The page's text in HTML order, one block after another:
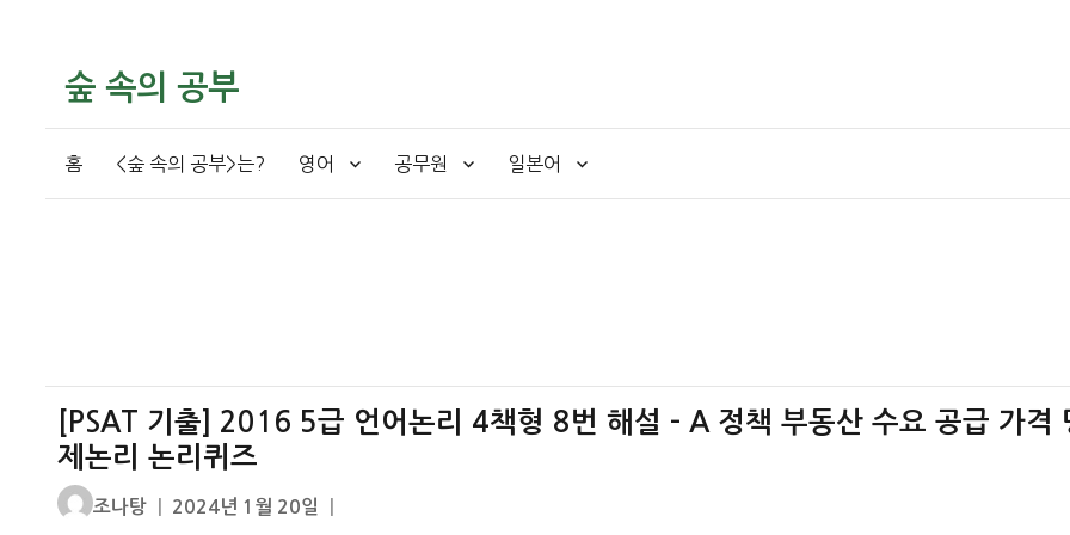
숲 속의 공부
홈 <숲 속의 공부>는? 영어 공무원 일본어
[PSAT 기출] 2016 5급 언어논리 4책형 8번 해설 – A 정책 부동산 수요 공급 가격
제논리 논리퀴즈
글
조나탕
작
2024년 1월 20일